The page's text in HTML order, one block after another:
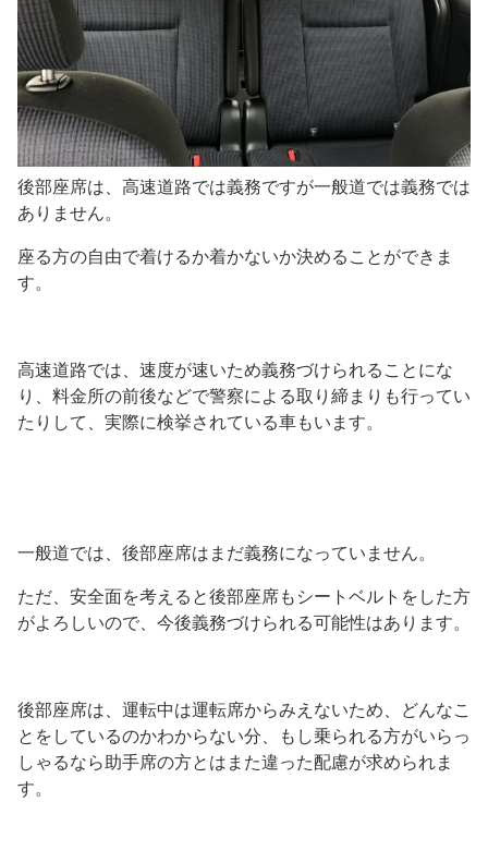
後部座席は、高速道路では義務ですが一般道では義務では
ありません。
座る方の自由で着けるか着かないか決めることができま
す。
高速道路では、速度が速いため義務づけられることにな
り、料金所の前後などで警察による取り締まりも行ってい
たりして、実際に検挙されている車もいます。
一般道では、後部座席はまだ義務になっていません。
ただ、安全面を考えると後部座席もシートベルトをした方
がよろしいので、今後義務づけられる可能性はあります。
後部座席は、運転中は運転席からみえないため、どんなこ
とをしているのかわからない分、もし乗られる方がいらっ
しゃるなら助手席の方とはまた違った配慮が求められま
す。